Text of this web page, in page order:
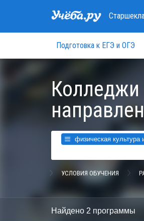
Подготовка к ЕГЭ и ОГЭ
Колледжи
физическая культура
УСЛОВИЯ ОБУЧЕНИЯ
Найдено 2 программы